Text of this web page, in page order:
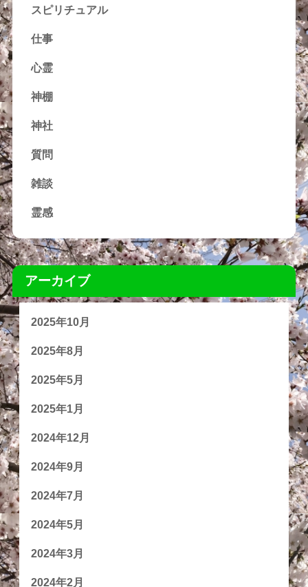
スピリチュアル
仕事
心霊
神棚
神社
質問
雑談
霊感
アーカイブ
2025年10月
2025年8月
2025年5月
2025年1月
2024年12月
2024年9月
2024年7月
2024年5月
2024年3月
2024年2月